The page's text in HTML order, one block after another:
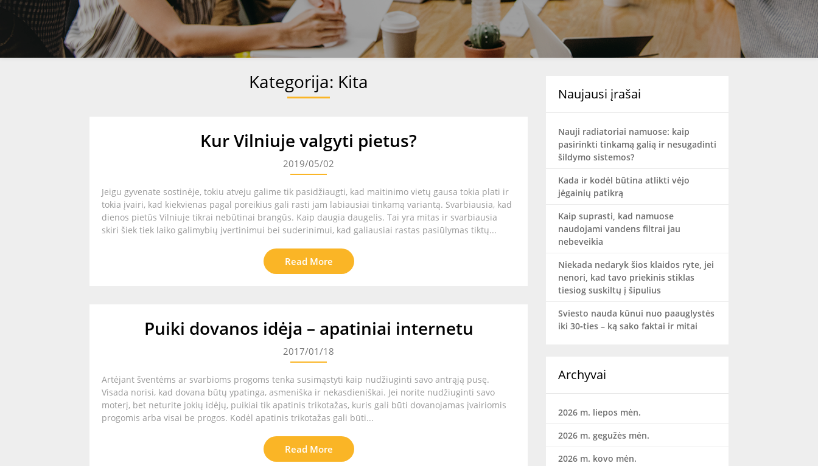
Kategorija: Kita
Kur Vilniuje valgyti pietus?
2019/05/02
Jeigu gyvenate sostinėje, tokiu atveju galime tik pasidžiaugti, kad maitinimo vietų gausa tokia plati ir
tokia įvairi, kad kiekvienas pagal poreikius gali rasti jam labiausiai tinkamą variantą. Svarbiausia, kad
dienos pietūs Vilniuje tikrai nebūtinai brangūs. Kaip daugia daugelis. Tai yra mitas ir svarbiausia
skiri šiek tiek laiko galimybių įvertinimui bei suderinimui, kad galiausiai rastas pasiūlymas tiktų...
Read More
Puiki dovanos idėja – apatiniai internetu
2017/01/18
Artėjant šventėms ar svarbioms progoms tenka susimąstyti kaip nudžiuginti savo antrąją pusę.
Visada norisi, kad dovana būtų ypatinga, asmeniška ir nekasdieniškai. Jei norite nudžiuginti savo
moterį, bet neturite jokių idėjų, puikiai tik apatinis trikotažas, kuris gali būti dovanojamas įvairiomis
progomis arba visai be progos. Kodėl apatinis trikotažas gali būti...
Read More
Naujausi įrašai
Nauji radiatoriai namuose: kaip
pasirinkti tinkamą galią ir nesugadinti
šildymo sistemos?
Kada ir kodėl būtina atlikti vėjo
jėgainių patikrą
Kaip suprasti, kad namuose
naudojami vandens filtrai jau
nebeveikia
Niekada nedaryk šios klaidos ryte, jei
nenori, kad tavo priekinis stiklas
tiesiog suskiltų į šipulius
Sviesto nauda kūnui nuo paauglystės
iki 30‑ties – ką sako faktai ir mitai
Archyvai
2026 m. liepos mėn.
2026 m. gegužės mėn.
2026 m. kovo mėn.